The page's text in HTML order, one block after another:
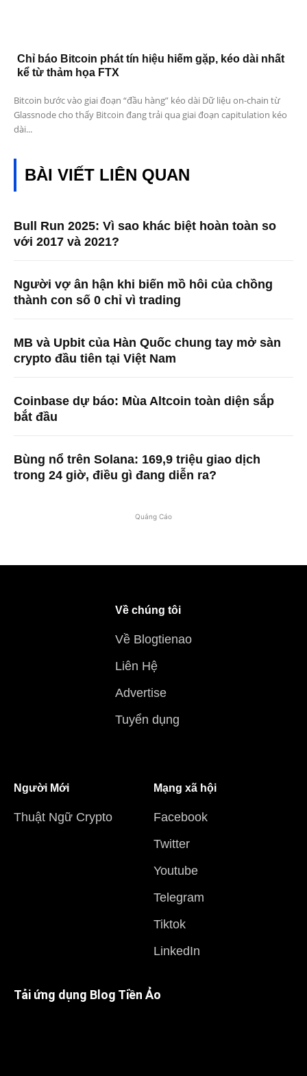
Chỉ báo Bitcoin phát tín hiệu hiếm gặp, kéo dài nhất
kể từ thảm họa FTX
Bitcoin bước vào giai đoạn “đầu hàng” kéo dài Dữ liệu on-chain từ
Glassnode cho thấy Bitcoin đang trải qua giai đoạn capitulation kéo
dài...
BÀI VIẾT LIÊN QUAN
Bull Run 2025: Vì sao khác biệt hoàn toàn so
với 2017 và 2021?
Người vợ ân hận khi biến mồ hôi của chồng
thành con số 0 chỉ vì trading
MB và Upbit của Hàn Quốc chung tay mở sàn
crypto đầu tiên tại Việt Nam
Coinbase dự báo: Mùa Altcoin toàn diện sắp
bắt đầu
Bùng nổ trên Solana: 169,9 triệu giao dịch
trong 24 giờ, điều gì đang diễn ra?
Quảng Cáo
Về chúng tôi
Về Blogtienao
Liên Hệ
Advertise
Tuyển dụng
Người Mới
Thuật Ngữ Crypto
Mạng xã hội
Facebook
Twitter
Youtube
Telegram
Tiktok
LinkedIn
Tải ứng dụng Blog Tiền Ảo